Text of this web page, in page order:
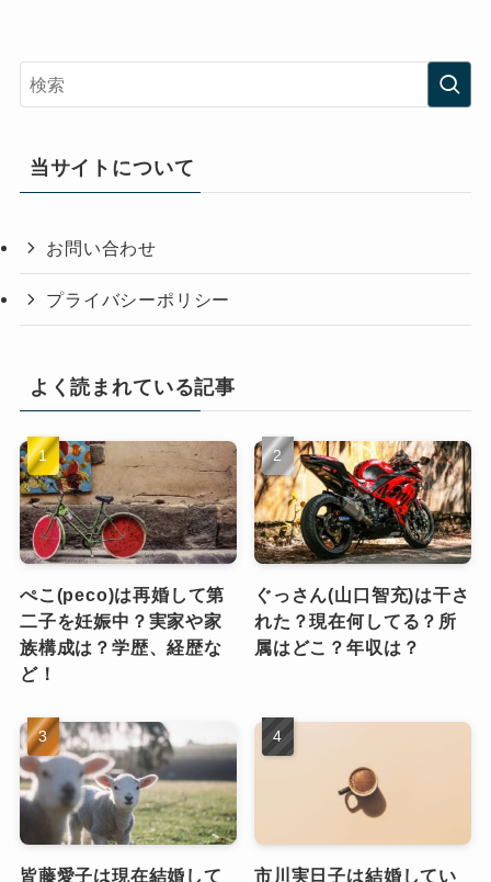
当サイトについて
お問い合わせ
プライバシーポリシー
よく読まれている記事
ぺこ(peco)は再婚して第
二子を妊娠中？実家や家
族構成は？学歴、経歴な
ど！
ぐっさん(山口智充)は干さ
れた？現在何してる？所
属はどこ？年収は？
皆藤愛子は現在結婚して 市川実日子は結婚してい